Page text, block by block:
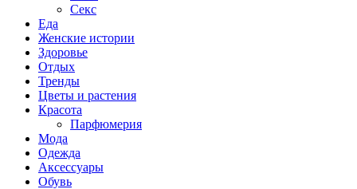
Секс
Еда
Женские истории
Здоровье
Отдых
Тренды
Цветы и растения
Красота
Парфюмерия
Мода
Одежда
Аксессуары
Обувь